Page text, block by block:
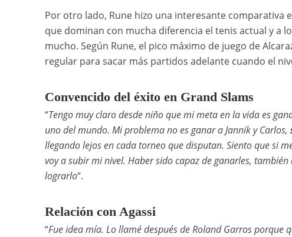
Por otro lado, Rune hizo una interesante comparativa
que dominan con mucha diferencia el tenis actual y a
mucho. Según Rune, el pico máximo de juego de
regular para sacar más partidos adelante cuando el
Convencido del éxito en Grand Slams
“Tengo muy claro desde niño que mi meta en la vida es
uno del mundo. Mi problema no es ganar a Jannik y Carlos,
llegando lejos en cada torneo que disputan. Siento que si
voy a subir mi nivel. Haber sido capaz de ganarles,
lograrlo“.
Relación con Agassi
“Fue idea mía. Lo llamé después de Roland Garros